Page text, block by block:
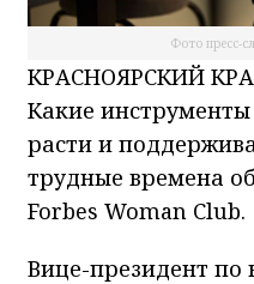
Фото пресс-
КРАСНОЯРСКИЙ
Какие
расти и
трудные времена
Forbes Woman Club.
Вице-президент по